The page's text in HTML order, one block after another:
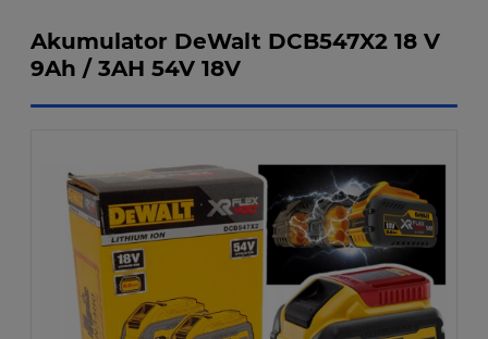
Akumulator DeWalt DCB547X2 18 V
9Ah / 3AH 54V 18V